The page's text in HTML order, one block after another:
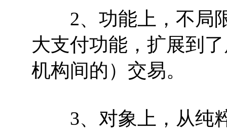
2、功能上，不局限
大支付功能，扩展到
机构间的）交易。
3、对象上，从纯粹